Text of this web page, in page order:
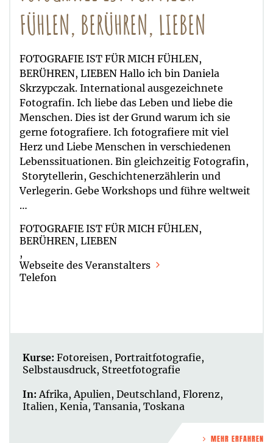
FÜHLEN, BERÜHREN, LIEBEN
FOTOGRAFIE IST FÜR MICH FÜHLEN,
BERÜHREN, LIEBEN Hallo ich bin Daniela
Skrzypczak. International ausgezeichnete
Fotografin. Ich liebe das Leben und liebe die
Menschen. Dies ist der Grund warum ich sie
gerne fotografiere. Ich fotografiere mit viel
Herz und Liebe Menschen in verschiedenen
Lebenssituationen. Bin gleichzeitig Fotografin,
Storytellerin, Geschichtenerzählerin und
Verlegerin. Gebe Workshops und führe weltweit
…
FOTOGRAFIE IST FÜR MICH FÜHLEN,
BERÜHREN, LIEBEN
,
Webseite des Veranstalters
Telefon
Kurse: Fotoreisen, Portraitfotografie,
Selbstausdruck, Streetfotografie
In: Afrika, Apulien, Deutschland, Florenz,
Italien, Kenia, Tansania, Toskana
MEHR ERFAHREN